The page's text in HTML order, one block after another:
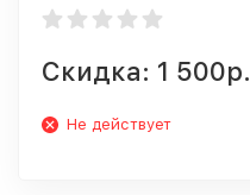
Скидка: 1 500р.
Не действует